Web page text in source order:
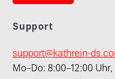
Support
support@kathrein-
Mo–Do: 8:00–12:00 Uhr,